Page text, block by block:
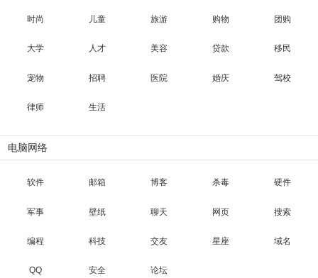
时尚 儿童 旅游 购物 团购
大学 人才 美容 贷款 移民
宠物 招聘 医院 婚庆 驾校
律师 生活
电脑网络
软件 邮箱 博客 杀毒 硬件
军事 壁纸 聊天 网页 搜索
编程 科技 交友 星座 域名
QQ 安全 论坛